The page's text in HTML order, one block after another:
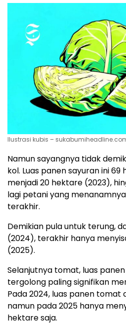
Ilustrasi kubis –
Namun sayangnya tidak
kol. Luas panen sayuran ini
menjadi 20 hektare (2023),
lagi petani yang
terakhir.
Demikian pula untuk terung,
(2024), terakhir hanya
(2025).
Selanjutnya tomat, luas
tergolong paling signifikan
Pada 2024, luas panen tomat
namun pada 2025 hanya
hektare saja.